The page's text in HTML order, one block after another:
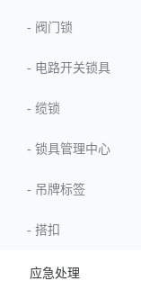
- 阀门锁
- 电路开关锁具
- 缆锁
- 锁具管理中心
- 吊牌标签
- 搭扣
应急处理